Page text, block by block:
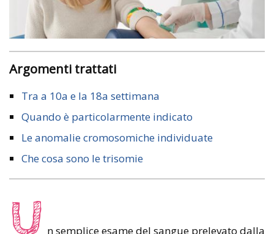
Argomenti trattati
Tra a 10a e la 18a settimana
Quando è particolarmente indicato
Le anomalie cromosomiche individuate
Che cosa sono le trisomie
U n semplice esame del sangue prelevato dalla